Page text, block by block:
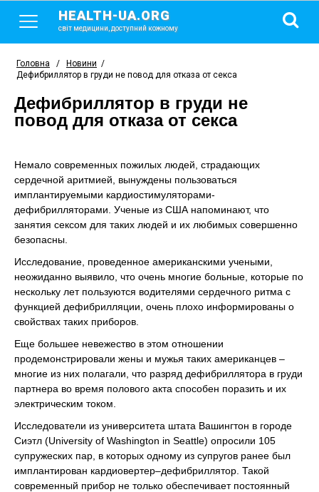
HEALTH-UA.ORG
світ медицини, доступний кожному
Головна / Новини /
Дефибриллятор в груди не повод для отказа от секса
Дефибриллятор в груди не
повод для отказа от секса
Немало современных пожилых людей, страдающих
сердечной аритмией, вынуждены пользоваться
имплантируемыми кардиостимуляторами-
дефибрилляторами. Ученые из США напоминают, что
занятия сексом для таких людей и их любимых совершенно
безопасны.
Исследование, проведенное американскими учеными,
неожиданно выявило, что очень многие больные, которые по
нескольку лет пользуются водителями сердечного ритма с
функцией дефибрилляции, очень плохо информированы о
свойствах таких приборов.
Еще большее невежество в этом отношении
продемонстрировали жены и мужья таких американцев –
многие из них полагали, что разряд дефибриллятора в груди
партнера во время полового акта способен поразить и их
электрическим током.
Исследователи из университета штата Вашингтон в городе
Сиэтл (University of Washington in Seattle) опросили 105
супружеских пар, в которых одному из супругов ранее был
имплантирован кардиовертер–дефибриллятор. Такой
современный прибор не только обеспечивает постоянный